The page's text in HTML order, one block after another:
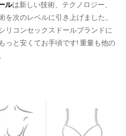
ルは新しい技術、テクノロジー、
次のレベルに引き上げました。
リコンセックスドールブランドに
っと安くてお手頃です! 重量も他の